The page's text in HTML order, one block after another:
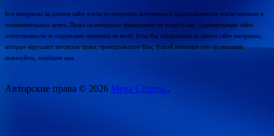
Все материалы на данном сайте взяты из открытых источников и предоставляются исключительно в
ознакомительных целях. Права на материалы принадлежат их владельцам. Администрация сайта
ответственности за содержание материала не несет. Если Вы обнаружили на нашем сайте материалы,
которые нарушают авторские права, принадлежащие Вам, Вашей компании или организации,
пожалуйста, сообщите нам.
Авторские права © 2026 Mega Cinema..